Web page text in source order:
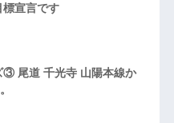
宣言です
③ 尾道 千光寺 山陽本線か